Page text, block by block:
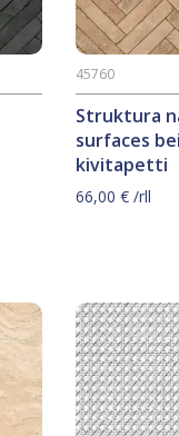
Struktura
surfaces
kivitapetti
45760
66,00 €/rll